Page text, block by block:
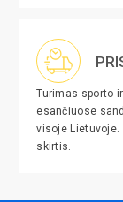
Turimas sporto
esančiuose
visoje Lietuvoje.
skirtis.